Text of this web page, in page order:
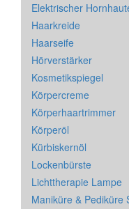
Elektrischer
Haarkreide
Haarseife
Hörverstärker
Kosmetikspiegel
Körpercreme
Körperhaartrimmer
Körperöl
Kürbiskernöl
Lockenbürste
Lichttherapie Lampe
Maniküre & Pediküre